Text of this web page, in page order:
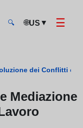
🔍 🌐US ▼ ☰
dei Conflitti
Mediazione